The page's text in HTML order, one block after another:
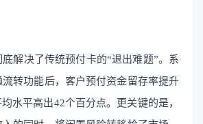
解决了传统预付卡的“退出难题”。系
转功能后，客户预付资金留存率提升
水平高出42个百分点。更关键的是，